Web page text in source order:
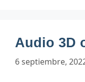
Audio 3D
6 septiembre,